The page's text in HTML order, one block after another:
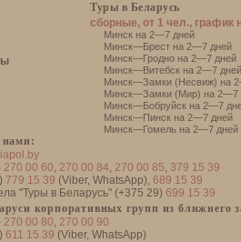
нами:
270 00 60, 270 00 84, 270 00 85, 379 15 39
779 15 39 (Viber, WhatsApp), 689 15 39
"Туры в Беларусь" (+375 29) 699 15 39
корпоративных групп из ближнего
270 00 80, 270 00 90
611 15 39 (Viber, WhatsApp)
Туры в Беларусь
сборные, от 1 чел., график
Минск на 2—7 дней
Минск—Брест на 2—7 дней
Минск—Гродно на 2—7 дней
Минск—Витебск на 2—7 дней
Минск—Замки (Несвиж) на
Минск—Замки (Мир) на 2—7
Минск—Бобруйск на 2—7
Минск—Пинск на 2—7 дней
Минск—Гомель на 2—7 дней